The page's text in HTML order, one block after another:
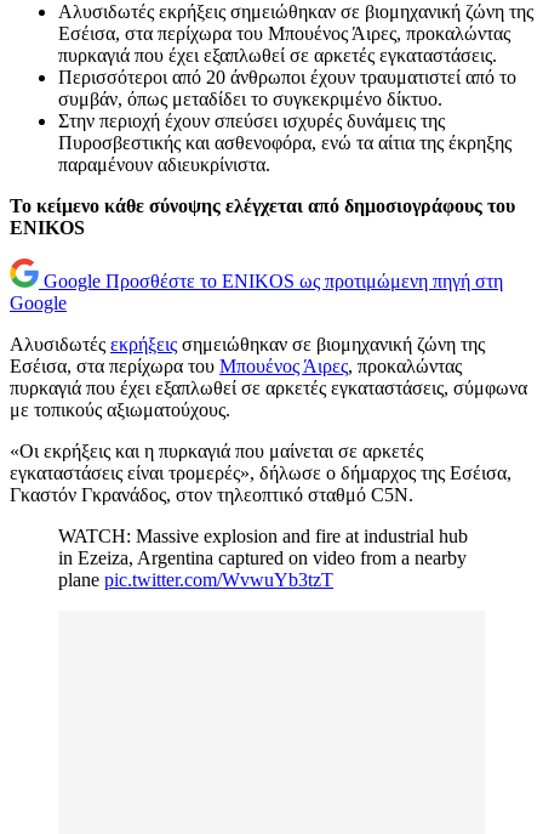
Αλυσιδωτές εκρήξεις σημειώθηκαν σε βιομηχανική ζώνη της
Εσέισα, στα περίχωρα του Μπουένος Άιρες, προκαλώντας
πυρκαγιά που έχει εξαπλωθεί σε αρκετές εγκαταστάσεις.
Περισσότεροι από 20 άνθρωποι έχουν τραυματιστεί από το
συμβάν, όπως μεταδίδει το συγκεκριμένο δίκτυο.
Στην περιοχή έχουν σπεύσει ισχυρές δυνάμεις της
Πυροσβεστικής και ασθενοφόρα, ενώ τα αίτια της έκρηξης
παραμένουν αδιευκρίνιστα.
Το κείμενο κάθε σύνοψης ελέγχεται από δημοσιογράφους του
ENIKOS
Google Προσθέστε το ENIKOS ως προτιμώμενη πηγή στη
Google
Αλυσιδωτές εκρήξεις σημειώθηκαν σε βιομηχανική ζώνη της
Εσέισα, στα περίχωρα του Μπουένος Άιρες, προκαλώντας
πυρκαγιά που έχει εξαπλωθεί σε αρκετές εγκαταστάσεις, σύμφωνα
με τοπικούς αξιωματούχους.
«Οι εκρήξεις και η πυρκαγιά που μαίνεται σε αρκετές
εγκαταστάσεις είναι τρομερές», δήλωσε ο δήμαρχος της Εσέισα,
Γκαστόν Γκρανάδος, στον τηλεοπτικό σταθμό C5N.
WATCH: Massive explosion and fire at industrial hub
in Ezeiza, Argentina captured on video from a nearby
plane pic.twitter.com/WvwuYb3tzT